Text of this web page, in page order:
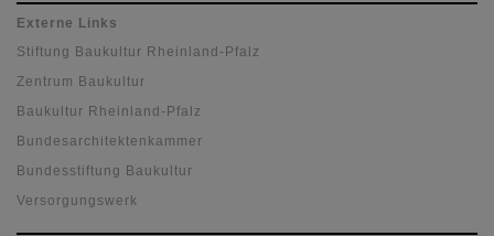
Externe Links
Stiftung Baukultur Rheinland-Pfalz
Zentrum Baukultur
Baukultur Rheinland-Pfalz
Bundesarchitektenkammer
Bundesstiftung Baukultur
Versorgungswerk